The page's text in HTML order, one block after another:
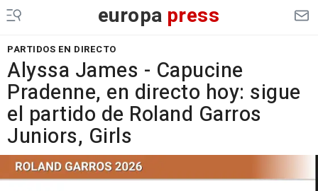
europa press
PARTIDOS EN DIRECTO
Alyssa James - Capucine
Pradenne, en directo hoy: sigue
el partido de Roland Garros
Juniors, Girls